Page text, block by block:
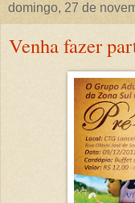
domingo, 27 de
Venha fazer